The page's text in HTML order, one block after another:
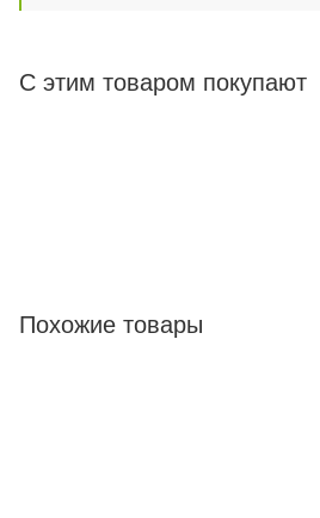
С этим товаром покупают
Похожие товары